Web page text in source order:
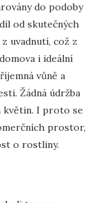
do podoby
od skutečných
uvadnutí, což z
i ideální
vůně a
Žádná údržba
květin. I proto se
prostor,
o rostliny.